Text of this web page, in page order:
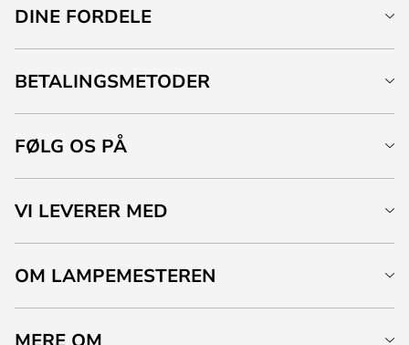
DINE FORDELE
BETALINGSMETODER
FØLG OS PÅ
VI LEVERER MED
OM LAMPEMESTEREN
MERE OM